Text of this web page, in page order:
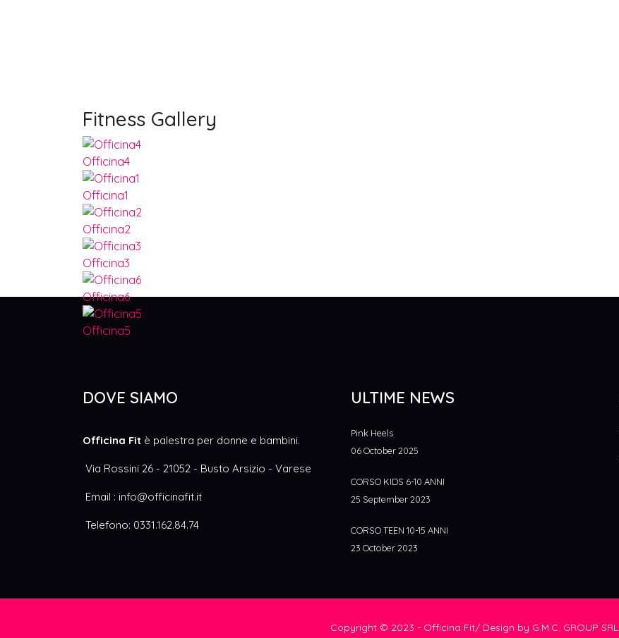
Fitness Gallery
Officina4
Officina1
Officina2
Officina3
Officina6
Officina5
DOVE SIAMO
Officina Fit è palestra per donne e bambini.
Via Rossini 26 - 21052 - Busto Arsizio - Varese
Email : info@officinafit.it
Telefono: 0331.162.84.74
ULTIME NEWS
Pink Heels
06 October 2025
CORSO KIDS 6-10 ANNI
25 September 2023
CORSO TEEN 10-15 ANNI
23 October 2023
Copyright © 2023 - Officina Fit/ Design by G.M.C. GROUP SRL